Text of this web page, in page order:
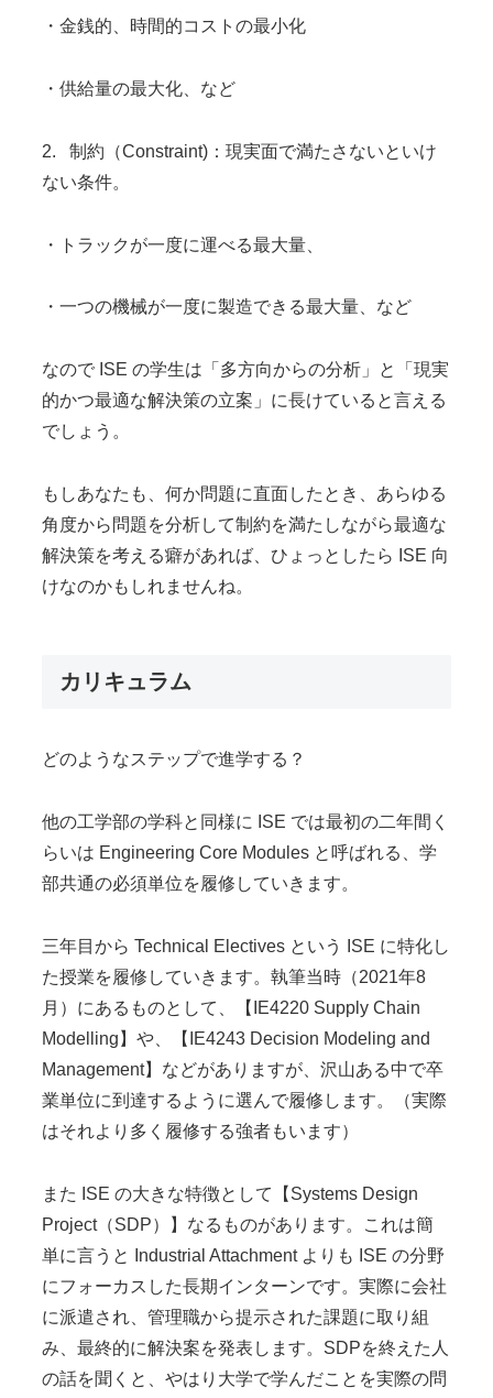
・金銭的、時間的コストの最小化
・供給量の最大化、など
2. 制約（Constraint)：現実面で満たさないといけ
ない条件。
・トラックが一度に運べる最大量、
・一つの機械が一度に製造できる最大量、など
なので ISE の学生は「多方向からの分析」と「現実
的かつ最適な解決策の立案」に長けていると言える
でしょう。
もしあなたも、何か問題に直面したとき、あらゆる
角度から問題を分析して制約を満たしながら最適な
解決策を考える癖があれば、ひょっとしたら ISE 向
けなのかもしれませんね。
カリキュラム
どのようなステップで進学する？
他の工学部の学科と同様に ISE では最初の二年間く
らいは Engineering Core Modules と呼ばれる、学
部共通の必須単位を履修していきます。
三年目から Technical Electives という ISE に特化し
た授業を履修していきます。執筆当時（2021年8
月）にあるものとして、【IE4220 Supply Chain
Modelling】や、【IE4243 Decision Modeling and
Management】などがありますが、沢山ある中で卒
業単位に到達するように選んで履修します。（実際
はそれより多く履修する強者もいます）
また ISE の大きな特徴として【Systems Design
Project（SDP）】なるものがあります。これは簡
単に言うと Industrial Attachment よりも ISE の分野
にフォーカスした長期インターンです。実際に会社
に派遣され、管理職から提示された課題に取り組
み、最終的に解決案を発表します。SDPを終えた人
の話を聞くと、やはり大学で学んだことを実際の問